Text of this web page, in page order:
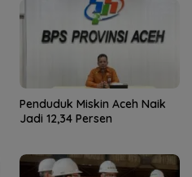
Penduduk Miskin Aceh Naik
Jadi 12,34 Persen